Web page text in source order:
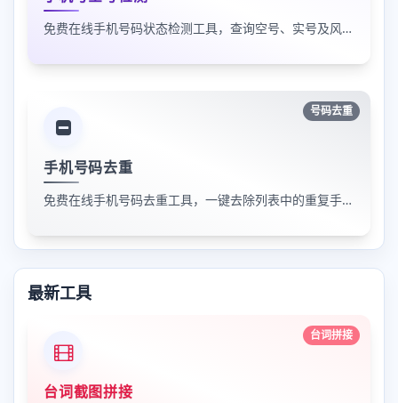
免费在线手机号码状态检测工具，查询空号、实号及风险号。
号码去重
手机号码去重
免费在线手机号码去重工具，一键去除列表中的重复手机号。
最新工具
台词拼接
台词截图拼接